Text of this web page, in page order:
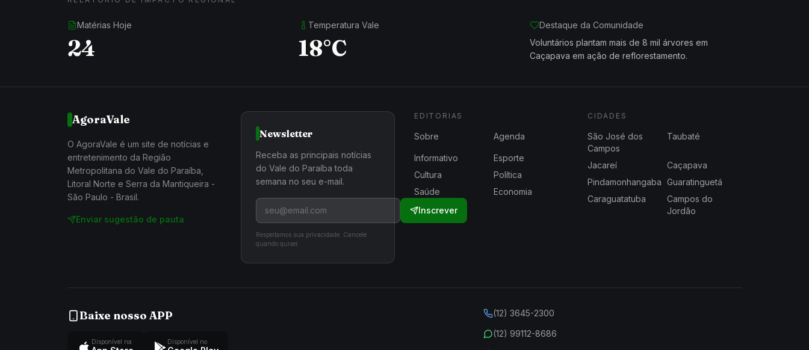
Matérias Hoje
24
Temperatura Vale
18°C
Destaque da Comunidade
Voluntários plantam mais de 8 mil árvores em
Caçapava em ação de reflorestamento.
AgoraVale
O AgoraVale é um site de notícias e
entretenimento da Região
Metropolitana do Vale do Paraíba,
Litoral Norte e Serra da Mantiqueira -
São Paulo - Brasil.
Enviar sugestão de pauta
Newsletter
Receba as principais notícias
do Vale do Paraíba toda
semana no seu e-mail.
Inscrever
Respeitamos sua privacidade. Cancele
quando quiser.
EDITORIAS
Sobre Agenda
Informativo
Esporte
Cultura
Política
Saúde
Economia
CIDADES
São José dos
Campos
Taubaté
Jacareí
Caçapava
Pindamonhangaba Guaratinguetá
Caraguatatuba
Campos do
Jordão
Baixe nosso APP
Disponível na Disponível no
(12) 3645-2300
(12) 99112-8686